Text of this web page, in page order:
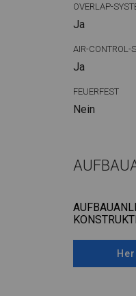
OVERLAP-
Ja
AIR-CONTROL-
Ja
FEUERFEST
Nein